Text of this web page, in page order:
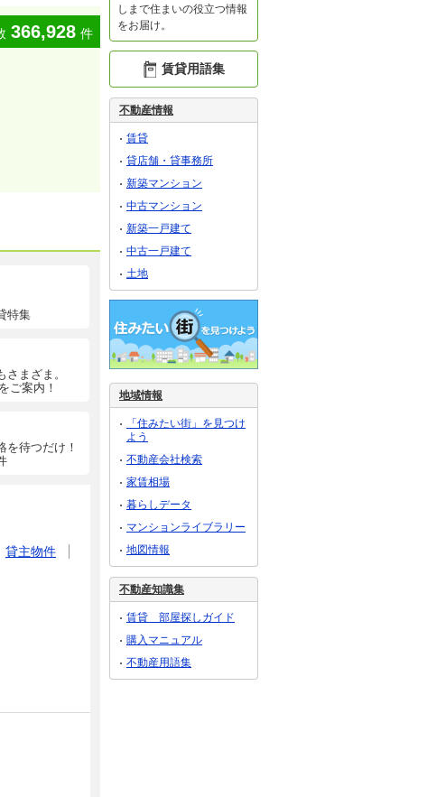
366,928 件
特集
まざま。
ご案内！
を待つだけ！
貸主物件
しまで住まいの役立つ情報
をお届け。
賃貸用語集
不動産情報
賃貸
貸店舗・貸事務所
新築マンション
中古マンション
新築一戸建て
中古一戸建て
土地
地域情報
「住みたい街」を見つけ
よう
不動産会社検索
家賃相場
暮らしデータ
マンションライブラリー
地図情報
不動産知識集
賃貸 部屋探しガイド
購入マニュアル
不動産用語集